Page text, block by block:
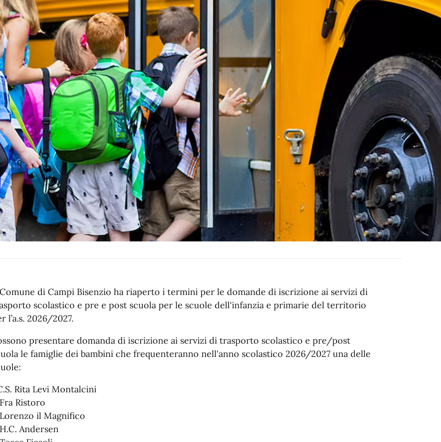
di Campi Bisenzio ha riaperto i termini per le domande di iscrizione ai servizi di
scolastico e pre e post scuola per le scuole dell'infanzia e primarie del territorio
l’a.s. 2026/2027.
presentare domanda di iscrizione ai servizi di trasporto scolastico e pre/post
le famiglie dei bambini che frequenteranno nell'anno scolastico 2026/2027 una delle
Rita Levi Montalcini
Ristoro
il Magnifico
Andersen